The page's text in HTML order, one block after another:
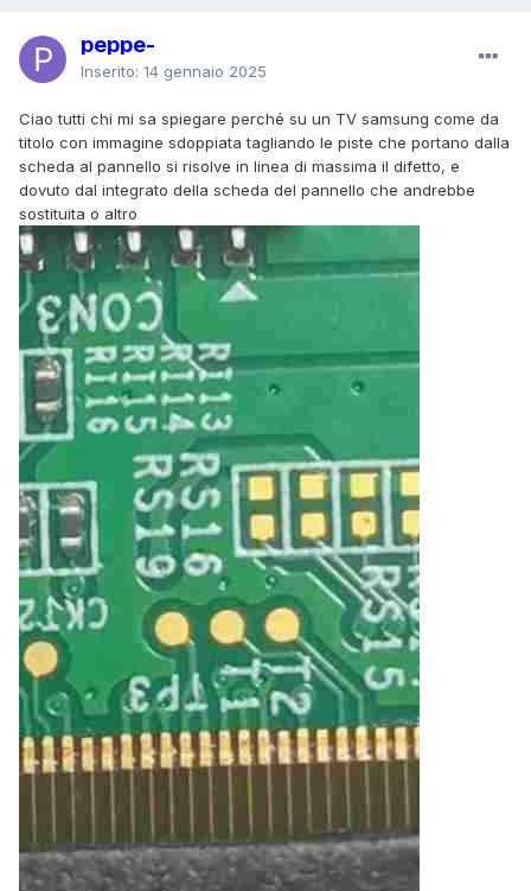
peppe-
Inserito: 14 gennaio 2025
Ciao tutti chi mi sa spiegare perché su un TV samsung come da
titolo con immagine sdoppiata tagliando le piste che portano dalla
scheda al pannello si risolve in linea di massima il difetto, e
dovuto dal integrato della scheda del pannello che andrebbe
sostituita o altro